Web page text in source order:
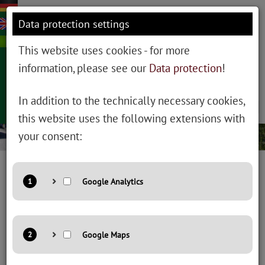
Summer and Winter in
Salzburg
Data protection settings
This website uses cookies - for more
information, please see our Data protection!
In addition to the technically necessary cookies,
this website uses the following extensions with
your consent:
Provider: Google LLC
Purpose: Cookie from Google for website analytics. Generates